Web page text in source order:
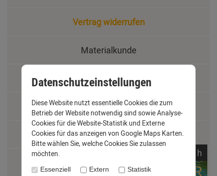
Vertrag widerrufen
Materialkunde
Fachbegriffe
Jobs
Montage und Installationshilfen
h
Datenschutzeinstellungen
Diese Website nutzt essentielle Cookies die zum
Betrieb der Website notwendig sind sowie Analyse-
Cookies für die Website-Statistik und Externe
Cookies für das anzeigen von Google Maps Karten.
Bitte wählen Sie, welche Cookies Sie zulassen
möchten.
Essenziell Extern Statistik